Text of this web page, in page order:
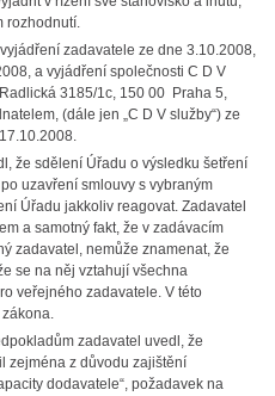
rozhodnutí.
zadavatele ze dne 3.10.2008,
a vyjádření společnosti C D V
3185/1c, 150 00 Praha 5,
(dále jen „C D V služby“) ze
že sdělení Úřadu o výsledku šetření
uzavření smlouvy s vybraným
Úřadu jakkoliv reagovat. Zadavatel
a samotný fakt, že v zadávacím
zadavatel, nemůže znamenat, že
se na něj vztahují všechna
veřejného zadavatele. V této
zadavatel uvedl, že
zejména z důvodu zajištění
dodavatele“, požadavek na